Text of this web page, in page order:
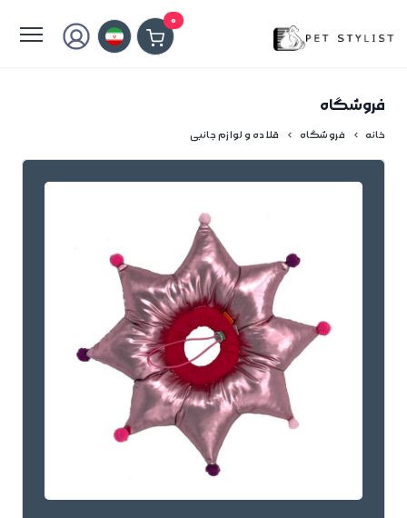
0
فروشگاه
خانه فروشگاه قلاده و لوازم جانبی